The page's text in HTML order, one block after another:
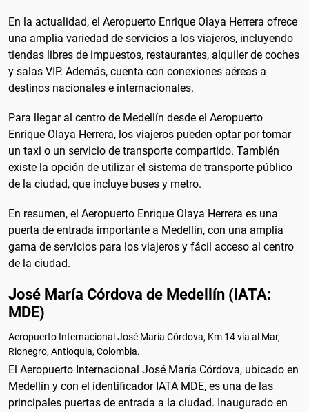
En la actualidad, el Aeropuerto Enrique Olaya Herrera ofrece
una amplia variedad de servicios a los viajeros, incluyendo
tiendas libres de impuestos, restaurantes, alquiler de coches
y salas VIP. Además, cuenta con conexiones aéreas a
destinos nacionales e internacionales.
Para llegar al centro de Medellín desde el Aeropuerto
Enrique Olaya Herrera, los viajeros pueden optar por tomar
un taxi o un servicio de transporte compartido. También
existe la opción de utilizar el sistema de transporte público
de la ciudad, que incluye buses y metro.
En resumen, el Aeropuerto Enrique Olaya Herrera es una
puerta de entrada importante a Medellín, con una amplia
gama de servicios para los viajeros y fácil acceso al centro
de la ciudad.
José María Córdova de Medellín (IATA:
MDE)
Aeropuerto Internacional José María Córdova, Km 14 vía al Mar,
Rionegro, Antioquia, Colombia.
El Aeropuerto Internacional José María Córdova, ubicado en
Medellín y con el identificador IATA MDE, es una de las
principales puertas de entrada a la ciudad. Inaugurado en